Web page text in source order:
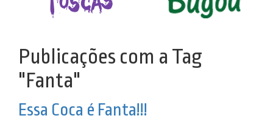
Publicações com a Tag
"Fanta"
Essa Coca é Fanta!!!